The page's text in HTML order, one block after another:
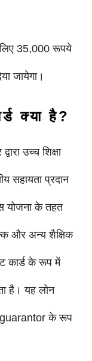
लिए 35,000 रूपये
जायेगा।
क्या है?
उच्च शिक्षा
सहायता प्रदान
योजना के तहत
और अन्य शैक्षिक
कार्ड के रूप में
है। यह लोन
guarantor के रूप